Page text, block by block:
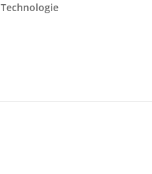
Technologie